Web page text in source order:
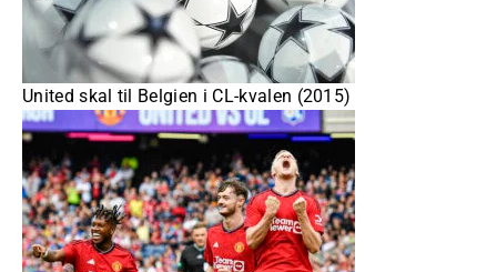
United skal til Belgien i CL-kvalen (2015)